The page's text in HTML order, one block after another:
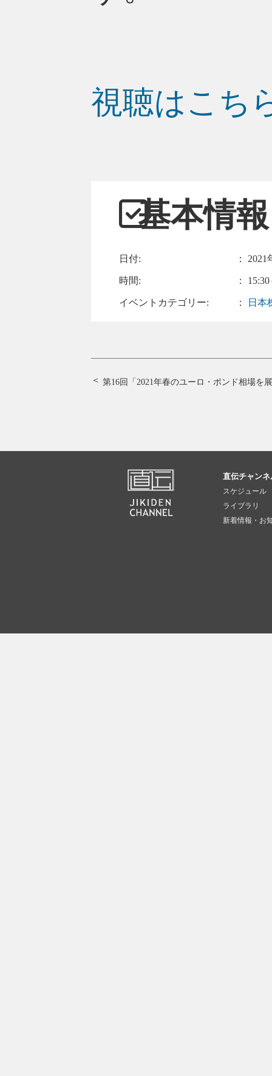
視聴はこち
基本情報
日付: ： 2021
時間: ：
イベントカテゴリー: ： 日本
第16回「2021年春のユーロ・ポンド相場を
直伝チャン
スケジュール
ライブラリ
新着情報・お